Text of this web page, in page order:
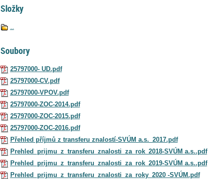
Složky
..
Soubory
25797000- UD.pdf
25797000-CV.pdf
25797000-VPOV.pdf
25797000-ZOC-2014.pdf
25797000-ZOC-2015.pdf
25797000-ZOC-2016.pdf
Přehled příjmů z transferu znalostí-SVÚM a.s._2017.pdf
Prehled_prijmu_z_transferu_znalosti_za_rok_2018-SVÚM a.s..pdf
Prehled_prijmu_z_transferu_znalosti_za_rok_2019-SVÚM a.s..pdf
Prehled_prijmu_z_transferu_znalosti_za_roky_2020 -SVÚM.pdf